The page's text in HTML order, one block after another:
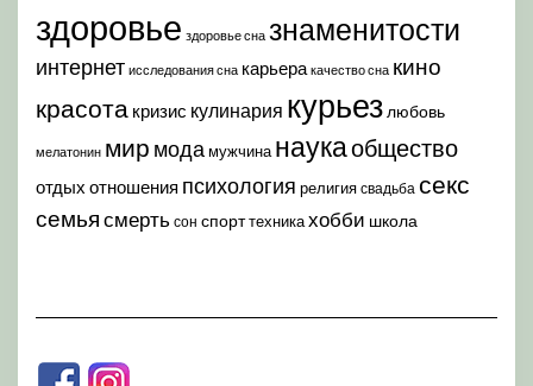
здоровье здоровье сна знаменитости
интернет исследования сна карьера качество сна кино
красота кризис кулинария курьез любовь
мелатонин мир модамужчина наукаобщество
отдых отношения психология религия свадьба секс
семья смерть сон спорттехникахобби школа